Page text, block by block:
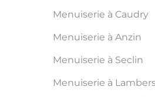
Menuiserie à Caudry
Menuiserie à Anzin
Menuiserie à Seclin
Menuiserie à